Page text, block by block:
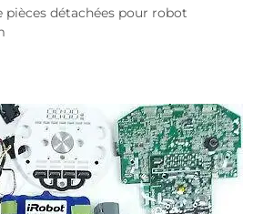
pièces détachées pour robot